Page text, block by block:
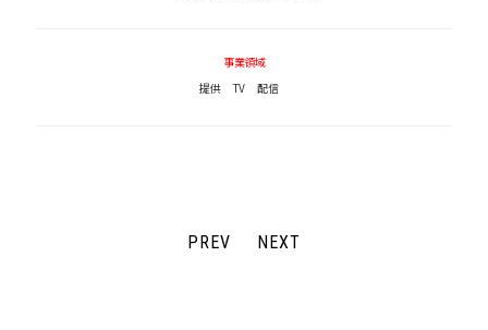
事業領域
提供
TV 配信
PREV NEXT